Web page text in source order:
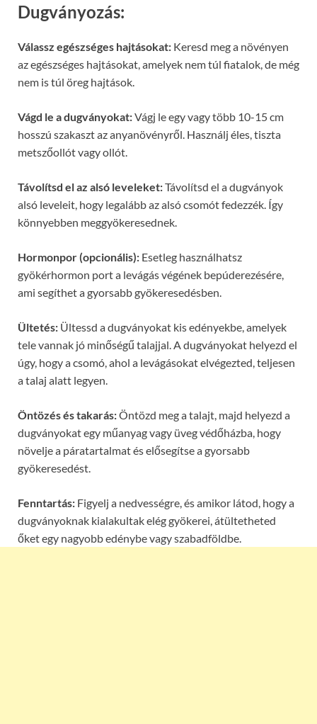
Dugványozás:
Válassz egészséges hajtásokat: Keresd meg a növényen
az egészséges hajtásokat, amelyek nem túl fiatalok, de még
nem is túl öreg hajtások.
Vágd le a dugványokat:Vágj le egy vagy több 10-15 cm
hosszú szakaszt az anyanövényről. Használj éles, tiszta
metszőollót vagy ollót.
Távolítsd el az alsó leveleket:Távolítsd el a dugványok
alsó leveleit, hogy legalább az alsó csomót fedezzék. Így
könnyebben meggyökeresednek.
Hormonpor (opcionális): Esetleg használhatsz
gyökérhormon port a levágás végének bepúderezésére,
ami segíthet a gyorsabb gyökeresedésben.
Ültetés: Ültessd a dugványokat kis edényekbe, amelyek
tele vannak jó minőségű talajjal. A dugványokat helyezd el
úgy, hogy a csomó, ahol a levágásokat elvégezted, teljesen
a talaj alatt legyen.
Öntözés és takarás:Öntözd meg a talajt, majd helyezd a
dugványokat egy műanyag vagy üveg védőházba, hogy
növelje a páratartalmat és elősegítse a gyorsabb
gyökeresedést.
Fenntartás: Figyelj a nedvességre, és amikor látod, hogy a
dugványoknak kialakultak elég gyökerei, átültetheted
őket egy nagyobb edénybe vagy szabadföldbe.